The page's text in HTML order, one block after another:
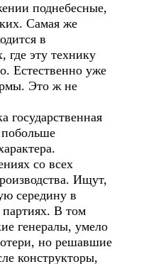
поднебесные,
Самая же
в
где эту технику
Естественно уже
Это ж не
со всех
Ищут,
середину в
В том
генералы, умело
но решавшие
конструкторы,